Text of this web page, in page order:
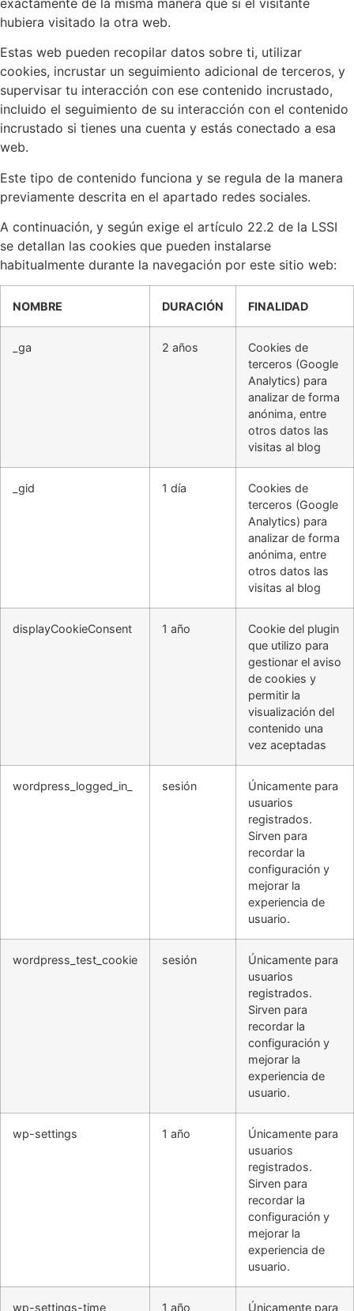
hubiera visitado la otra web.
Estas web pueden recopilar datos sobre ti, utilizar
cookies, incrustar un seguimiento adicional de terceros, y
supervisar tu interacción con ese contenido incrustado,
incluido el seguimiento de su interacción con el contenido
incrustado si tienes una cuenta y estás conectado a esa
web.
Este tipo de contenido funciona y se regula de la manera
previamente descrita en el apartado redes sociales.
A continuación, y según exige el artículo 22.2 de la LSSI
se detallan las cookies que pueden instalarse
habitualmente durante la navegación por este sitio web:
NOMBRE DURACIÓN FINALIDAD
_ga 2 años
Cookies de
terceros (Google
Analytics) para
analizar de forma
anónima, entre
otros datos las
visitas al blog
_gid 1 día
Cookies de
terceros (Google
Analytics) para
analizar de forma
anónima, entre
otros datos las
visitas al blog
displayCookieConsent 1 año
Cookie del plugin
que utilizo para
gestionar el aviso
de cookies y
permitir la
visualización del
contenido una
vez aceptadas
wordpress_logged_in_ sesión
Únicamente para
usuarios
registrados.
Sirven para
recordar la
configuración y
mejorar la
experiencia de
usuario.
wordpress_test_cookie sesión
Únicamente para
usuarios
registrados.
Sirven para
recordar la
configuración y
mejorar la
experiencia de
usuario.
wp-settings 1 año
Únicamente para
usuarios
registrados.
Sirven para
recordar la
configuración y
mejorar la
experiencia de
usuario.
wp-settings-time 1 año
Únicamente para